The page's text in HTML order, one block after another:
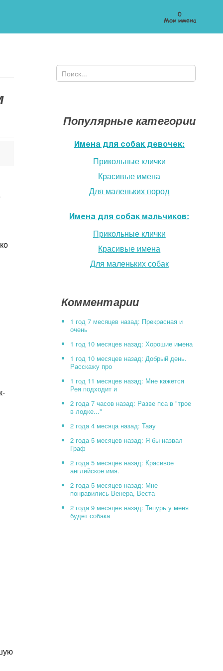
0
Мои имена
Форма поиска
Поиск
Популярные категории
Имена для собак девочек:
Прикольные клички
Красивые имена
Для маленьких пород
Имена для собак мальчиков:
Прикольные клички
Красивые имена
Для маленьких собак
Комментарии
1 год 7 месяцев назад: Прекрасная и
очень
1 год 10 месяцев назад: Хорошие имена
1 год 10 месяцев назад: Добрый день.
Расскажу про
1 год 11 месяцев назад: Мне кажется
Рея подходит и
2 года 7 часов назад: Разве пса в "трое
в лодке..."
2 года 4 месяца назад: Таау
2 года 5 месяцев назад: Я бы назвал
Граф
2 года 5 месяцев назад: Красивое
английское имя.
2 года 5 месяцев назад: Мне
понравились Венера, Веста
2 года 9 месяцев назад: Тепурь у меня
будет собака